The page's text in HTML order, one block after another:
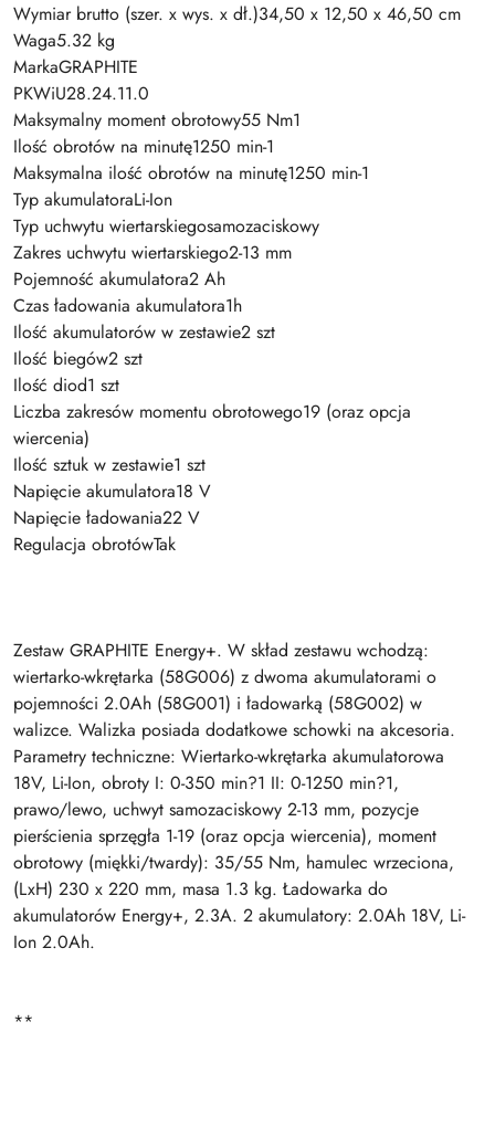
Wymiar brutto (szer. x wys. x dł.)34,50 x 12,50 x 46,50 cm
Waga5.32 kg
MarkaGRAPHITE
PKWiU28.24.11.0
Maksymalny moment obrotowy55 Nm1
Ilość obrotów na minutę1250 min-1
Maksymalna ilość obrotów na minutę1250 min-1
Typ akumulatoraLi-Ion
Typ uchwytu wiertarskiegosamozaciskowy
Zakres uchwytu wiertarskiego2-13 mm
Pojemność akumulatora2 Ah
Czas ładowania akumulatora1h
Ilość akumulatorów w zestawie2 szt
Ilość biegów2 szt
Ilość diod1 szt
Liczba zakresów momentu obrotowego19 (oraz opcja
wiercenia)
Ilość sztuk w zestawie1 szt
Napięcie akumulatora18 V
Napięcie ładowania22 V
Regulacja obrotówTak
Zestaw GRAPHITE Energy+. W skład zestawu wchodzą:
wiertarko-wkrętarka (58G006) z dwoma akumulatorami o
pojemności 2.0Ah (58G001) i ładowarką (58G002) w
walizce. Walizka posiada dodatkowe schowki na akcesoria.
Parametry techniczne: Wiertarko-wkrętarka akumulatorowa
18V, Li-Ion, obroty I: 0-350 min?1 II: 0-1250 min?1,
prawo/lewo, uchwyt samozaciskowy 2-13 mm, pozycje
pierścienia sprzęgła 1-19 (oraz opcja wiercenia), moment
obrotowy (miękki/twardy): 35/55 Nm, hamulec wrzeciona,
(LxH) 230 x 220 mm, masa 1.3 kg. Ładowarka do
akumulatorów Energy+, 2.3A. 2 akumulatory: 2.0Ah 18V, Li-
Ion 2.0Ah.
**